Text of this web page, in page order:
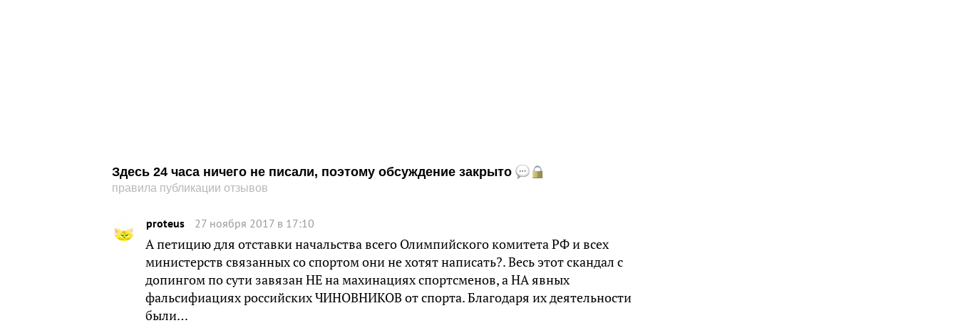
Здесь 24 часа ничего не писали, поэтому обсуждение закрыто
правила публикации отзывов
proteus 27 ноября 2017 в 17:10
А петицию для отставки начальства всего Олимпийского комитета РФ и всех
министерств связанных со спортом они не хотят написать?. Весь этот скандал с
допингом по сути завязан НЕ на махинациях спортсменов, а НА явных
фальсифиациях российских ЧИНОВНИКОВ от спорта. Благодаря их деятельности
были…